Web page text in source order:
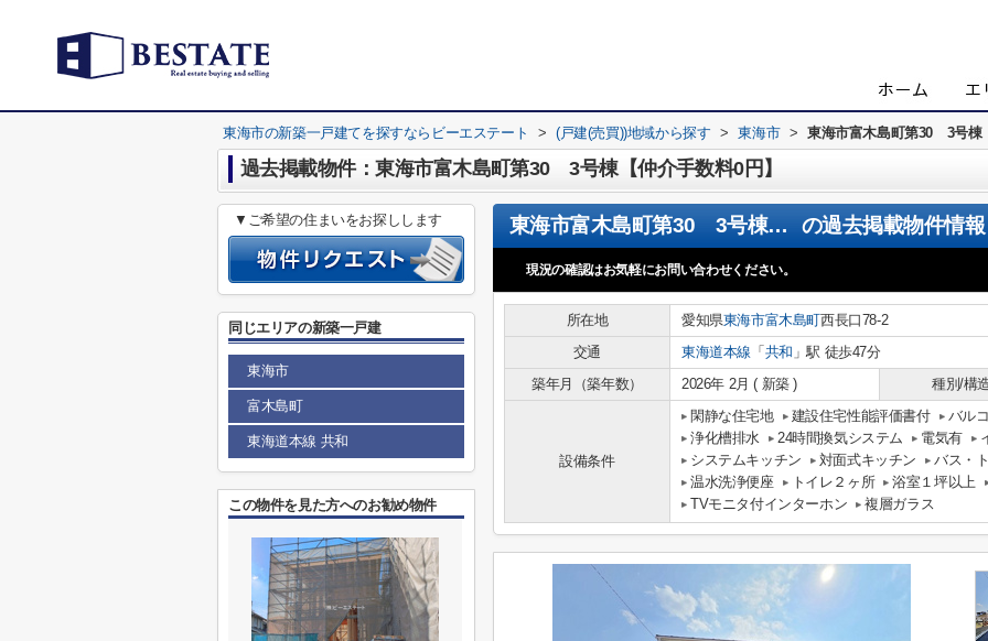
東海市の新築一戸建てを探すならビーエステート > (戸建(売買))地域から探す > 東海市 > 東海市富木島町第30 3号棟
過去掲載物件：東海市富木島町第30 3号棟【仲介手数料0円】
東海市富木島町第30 3号棟【仲介手数料0円】 の過去掲載物件情報
現況の確認はお気軽にお問い合わせください。
所在地 愛知県東海市富木島町西長口78-2
交通
東海道本線 「 共和 」駅 徒歩47分
築年月（築年数）
2026年 2月 ( 新築 ) 種別/構
設備条件
閑静な住宅地 建設住宅性能評価書付 バル
浄化槽排水
24時間換気システム 電気有
システムキッチン
対面式キッチン バス・
温水洗浄便座
トイレ２ヶ所 浴室１坪以上
TVモニタ付インターホン
複層ガラス
▼ご希望の住まいをお探しします
同じエリアの新築一戸建
東海市
富木島町
東海道本線 共和
この物件を見た方へのお勧め物件